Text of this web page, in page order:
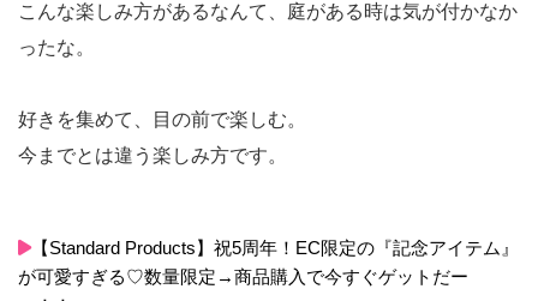
こんな楽しみ方があるなんて、庭がある時は気が付かなか
ったな。
好きを集めて、目の前で楽しむ。
今までとは違う楽しみ方です。
【Standard Products】祝5周年！EC限定の『記念アイテム』
が可愛すぎる♡数量限定→商品購入で今すぐゲットだー